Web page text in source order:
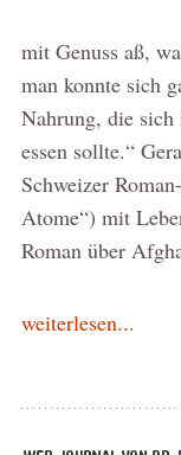
mit Genuss aß,
man konnte sich
Nahrung, die
essen sollte.“
Schweizer
Atome“) mit
Roman über
weiterlesen...